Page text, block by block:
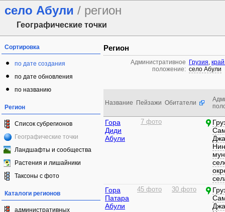
село Абули / регион
Географические точки
Сортировка
по дате создания
по дате обновления
по названию
Регион
Список субрегионов
Географические точки
Ландшафты и сообщества
Растения и лишайники
Таксоны с фото
Каталоги регионов
административных
Регион
Административное
положение:
Грузия,
село Абули
Название Пейзажи Обитатели
Гора
Диди
Абули
7 фото
Гора
Патара
Абули
45 фото 30 фото